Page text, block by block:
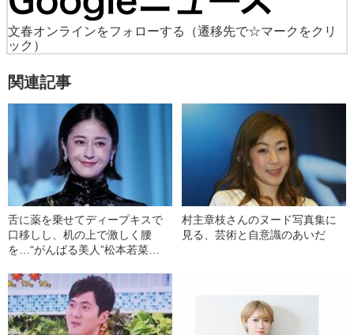
文春オンラインをフォローする
（遷移先で☆マークをクリ
ック）
関連記事
舌に薬を乗せてディープキスで
口移しし、机の上で激しく腰
を…“がんばる美人”松本若菜
村主章枝さんのヌード写真集に
見る、芸術と自意識のあいだ